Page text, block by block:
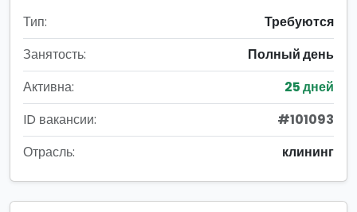
Тип:
Требуются
Занятость:
Полный день
Активна:
25 дней
ID вакансии:
#101093
Отрасль:
клининг